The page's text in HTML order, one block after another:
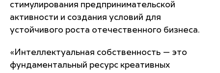
стимулирования предпринимательской
активности и создания условий для
устойчивого роста отечественного бизнеса.
« Интеллектуальная собственность — это
фундаментальный ресурс креативных